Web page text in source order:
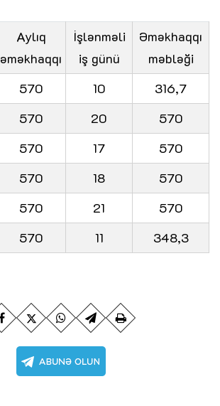
Aylıq
əməkhaqqı
İşlənməli
iş günü
Əməkhaqqı
məbləği
570 10
316,7
570 20
570
570 17
570
570 18
570
570 21
570
570 11 348,3